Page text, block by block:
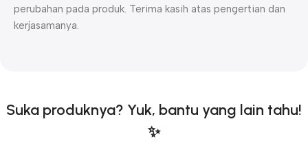
perubahan pada produk. Terima kasih atas pengertian dan
kerjasamanya.
Suka produknya? Yuk, bantu yang lain tahu!
✨